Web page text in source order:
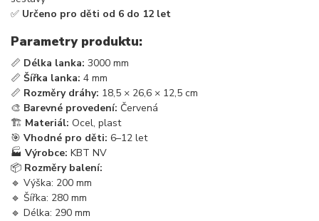
✅ Určeno pro děti od 6 do 12 let
Parametry produktu:
📏 Délka lanka: 3000 mm
📏 Šířka lanka: 4 mm
📏 Rozměry dráhy: 18,5 × 26,6 × 12,5 cm
🎨 Barevné provedení: Červená
🏗 Materiál: Ocel, plast
🎯 Vhodné pro děti: 6–12 let
🏭 Výrobce: KBT NV
📦 Rozměry balení:
🔹 Výška: 200 mm
🔹 Šířka: 280 mm
🔹 Délka: 290 mm